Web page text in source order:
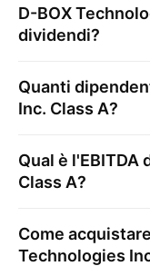
D-BOX
dividendi?
Quanti
Inc. Class A?
Qual è l'EBITDA
Class A?
Come
Technologies